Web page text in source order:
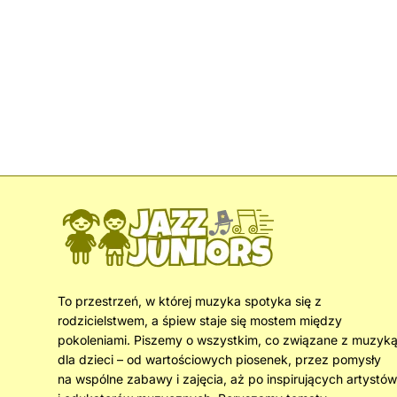
To przestrzeń, w której muzyka spotyka się z
rodzicielstwem, a śpiew staje się mostem między
pokoleniami. Piszemy o wszystkim, co związane z muzyką
dla dzieci – od wartościowych piosenek, przez pomysły
na wspólne zabawy i zajęcia, aż po inspirujących artystów